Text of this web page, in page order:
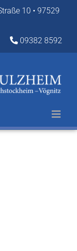
10 • 97529
09382 8592